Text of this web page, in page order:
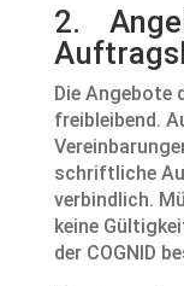
2.
Die Angebote
freibleibend.
schriftliche
verbindlich.
keine
der COGNID